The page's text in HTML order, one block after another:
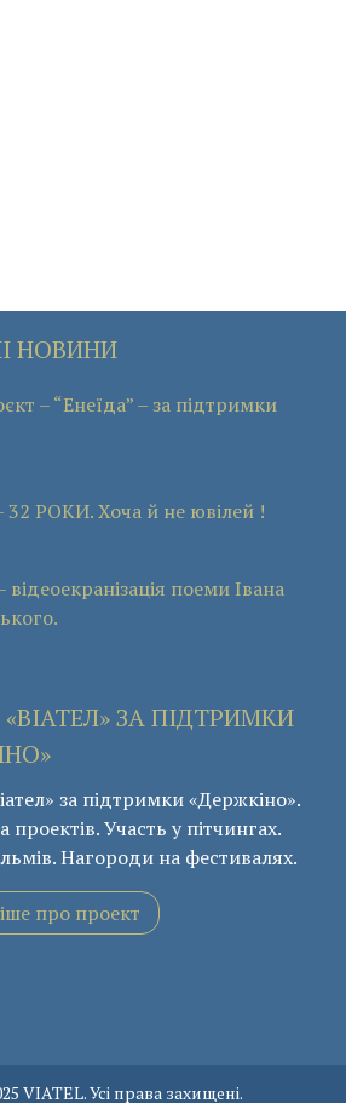
НОВИНИ
– “Енеїда” – за підтримки
32 РОКИ. Хоча й не ювілей !
відеоекранізація поеми Івана
ЗА ПІДТРИМКИ
за підтримки «Держкіно».
проектів. Участь у пітчингах.
Нагороди на фестивалях.
про проект
VIATEL. Усі права захищені.